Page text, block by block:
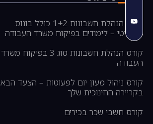
קורס הנהלת חשבונות 1+2 כולל בונוס:
פריוריטי – לימודים בפיקוח משרד העבודה
קורס הנהלת חשבונות סוג 3 בפיקוח משרד
העבודה
קורס ניהול מעון יום לפעוטות – הצעד הבא
בקריירה החינוכית שלך
קורס חשבי שכר בכירים